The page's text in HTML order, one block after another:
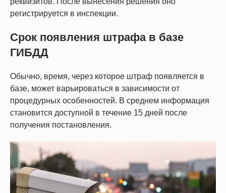
регистрируется в инспекции.
Срок появления штрафа в базе
ГИБДД
Обычно, время, через которое штраф появляется в
базе, может варьироваться в зависимости от
процедурных особенностей. В среднем информация
становится доступной в течение 15 дней после
получения постановления.